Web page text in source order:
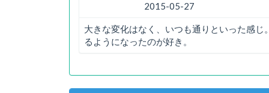
2015-05-27
大きな変化はなく、いつも通りといった感
るようになったのが好き。